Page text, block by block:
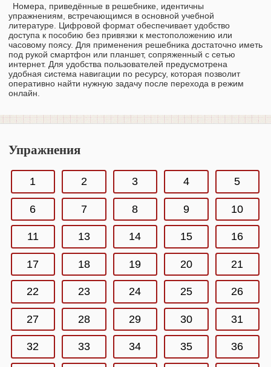
Номера, приведённые в решебнике, идентичны
упражнениям, встречающимся в основной учебной
литературе. Цифровой формат обеспечивает удобство
доступа к пособию без привязки к местоположению или
часовому поясу. Для применения решебника достаточно иметь
под рукой смартфон или планшет, сопряженный с сетью
интернет. Для удобства пользователей предусмотрена
удобная система навигации по ресурсу, которая позволит
оперативно найти нужную задачу после перехода в режим
онлайн.
Упражнения
1 2 3 4 5
6 7 8 9 10
11 13 14 15 16
17 18 19 20 21
22 23 24 25 26
27 28 29 30 31
32 33 34 35 36